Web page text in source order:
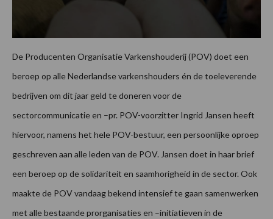
De Producenten Organisatie Varkenshouderij (POV) doet een
beroep op alle Nederlandse varkenshouders én de toeleverende
bedrijven om dit jaar geld te doneren voor de
sectorcommunicatie en –pr. POV-voorzitter Ingrid Jansen heeft
hiervoor, namens het hele POV-bestuur, een persoonlijke oproep
geschreven aan alle leden van de POV. Jansen doet in haar brief
een beroep op de solidariteit en saamhorigheid in de sector. Ook
maakte de POV vandaag bekend intensief te gaan samenwerken
met alle bestaande prorganisaties en –initiatieven in de